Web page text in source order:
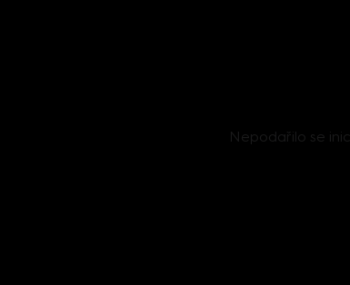
Nepodařilo se